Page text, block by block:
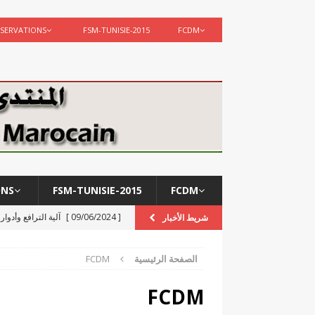
FCDM
FSM-TUNISIE-2015
FCDM
FSM-TUNISIE-2015
شريط الأخبار [ 09/06/2024 ] آلية الترافع
ACTIVITÉS
الصفحة الرئيسية FCDM
FCDM